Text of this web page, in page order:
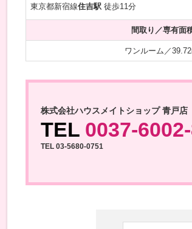
東京都新宿線住吉駅 徒歩11分
間取り／専有面
ワンルーム／
株式会社ハウスメイトショップ 青戸店
TEL 0037-
TEL 03-5680-0751